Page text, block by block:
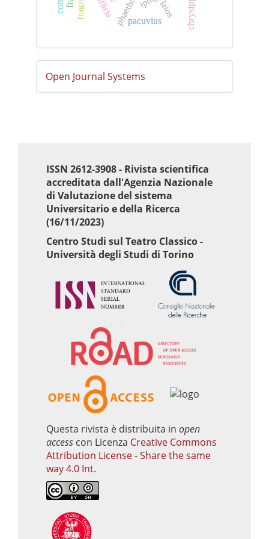
phaethon laios chrysippus
pacuvius
Sviluppato
a
Open Journal Systems
ISSN 2612-3908 - Rivista scientifica
accreditata dall'Agenzia Nazionale
di Valutazione del sistema
Universitario e della Ricerca
(16/11/2023)
Centro Studi sul Teatro Classico -
Università degli Studi di Torino
Questa rivista è distribuita in open
access con Licenza Creative Commons
Attribution License - Share the same
way 4.0 Int.